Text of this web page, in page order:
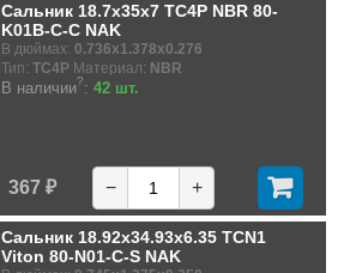
Сальник 18.7x35x7 TC4P NBR 80-
K01B-C-C NAK
В дюймах: 0.736x1.378x0.276
Тип: TC4P Материал: NBR
В наличии?: 42 шт.
367 ₽ − +
Сальник 18.92x34.93x6.35 TCN1
Viton 80-N01-C-S NAK